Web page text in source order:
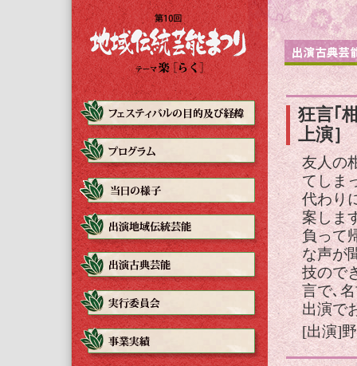
狂言｢
上演］
友人の
てしま
代わり
案しま
負って
な声が
技ので
言で､
出演で
[出演]